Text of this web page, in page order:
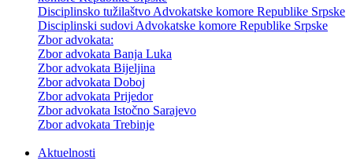
Disciplinsko tužilaštvo Advokatske komore Republike Srpske
Disciplinski sudovi Advokatske komore Republike Srpske
Zbor advokata:
Zbor advokata Banja Luka
Zbor advokata Bijeljina
Zbor advokata Doboj
Zbor advokata Prijedor
Zbor advokata Istočno Sarajevo
Zbor advokata Trebinje
Aktuelnosti